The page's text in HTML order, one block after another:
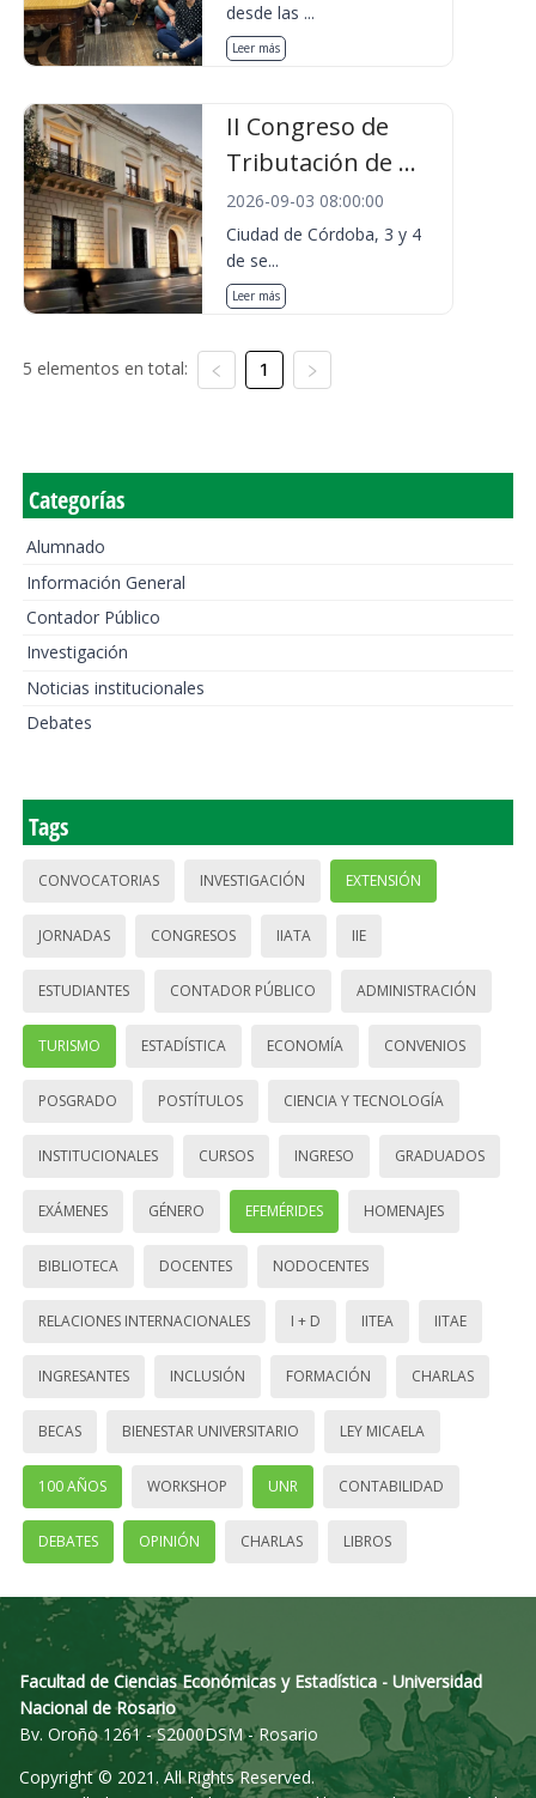
desde las ...
Leer más
II Congreso de
Tributación de ...
2026-09-03 08:00:00
Ciudad de Córdoba, 3 y 4
de se...
Leer más
5 elementos en total: 1
Categorías
Alumnado
Información General
Contador Público
Investigación
Noticias institucionales
Debates
Tags
CONVOCATORIAS INVESTIGACIÓN EXTENSIÓN
JORNADAS CONGRESOS IIATA IIE
ESTUDIANTES CONTADOR PÚBLICO ADMINISTRACIÓN
TURISMO ESTADÍSTICA ECONOMÍA CONVENIOS
POSGRADO POSTÍTULOS CIENCIA Y TECNOLOGÍA
INSTITUCIONALES CURSOS INGRESO GRADUADOS
EXÁMENES GÉNERO EFEMÉRIDES HOMENAJES
BIBLIOTECA DOCENTES NODOCENTES
RELACIONES INTERNACIONALES I + D IITEA IITAE
INGRESANTES INCLUSIÓN FORMACIÓN CHARLAS
BECAS BIENESTAR UNIVERSITARIO LEY MICAELA
100 AÑOS WORKSHOP UNR CONTABILIDAD
DEBATES OPINIÓN CHARLAS LIBROS
Facultad de Ciencias Económicas y Estadística - Universidad
Nacional de Rosario
Bv. Oroño 1261 - S2000DSM - Rosario
Copyright © 2021. All Rights Reserved.